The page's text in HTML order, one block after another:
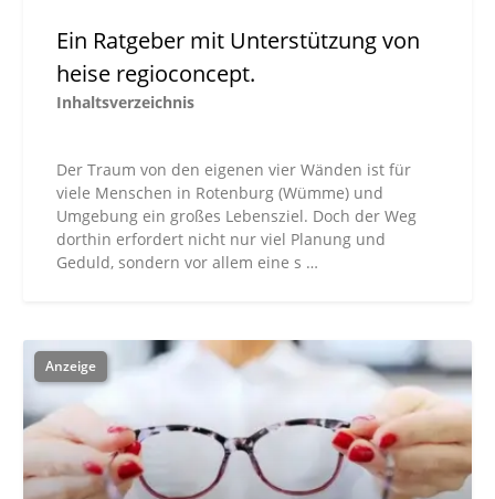
Ein Ratgeber mit Unterstützung von
heise regioconcept.
Inhaltsverzeichnis
Der Traum von den eigenen vier Wänden ist für
viele Menschen in Rotenburg (Wümme) und
Umgebung ein großes Lebensziel. Doch der Weg
dorthin erfordert nicht nur viel Planung und
Geduld, sondern vor allem eine s …